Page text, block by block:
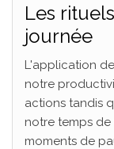
Les
journée
L'application
notre
actions tandis
notre temps de
moments de